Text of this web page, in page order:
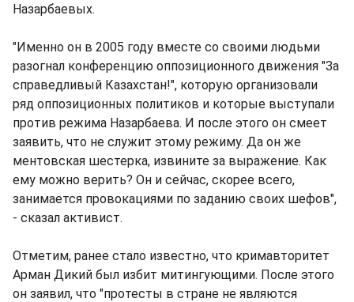
Назарбаевых.
"Именно он в 2005 году вместе со своими людьми
разогнал конференцию оппозиционного движения "За
справедливый Казахстан!", которую организовали
ряд оппозиционных политиков и которые выступали
против режима Назарбаева. И после этого он смеет
заявить, что не служит этому режиму. Да он же
ментовская шестерка, извините за выражение. Как
ему можно верить? Он и сейчас, скорее всего,
занимается провокациями по заданию своих шефов",
- сказал активист.
Отметим, ранее стало известно, что кримавторитет
Арман Дикий был избит митингующими. После этого
он заявил, что "протесты в стране не являются